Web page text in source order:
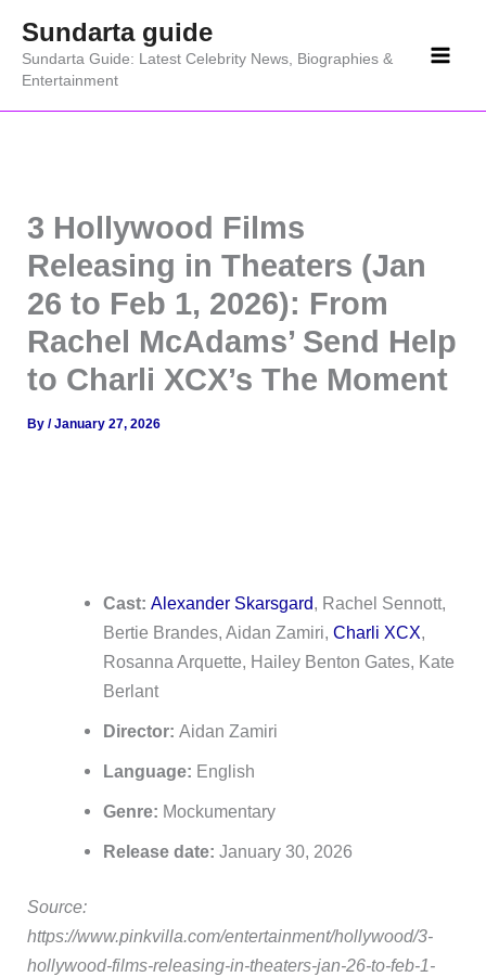
content
Sundarta guide
Sundarta Guide: Latest Celebrity News, Biographies &
Entertainment
3 Hollywood Films
Releasing in Theaters (Jan
26 to Feb 1, 2026): From
Rachel McAdams’ Send Help
to Charli XCX’s The Moment
By/January 27, 2026
Cast: Alexander Skarsgard, Rachel Sennott,
Bertie Brandes, Aidan Zamiri, Charli XCX,
Rosanna Arquette, Hailey Benton Gates, Kate
Berlant
Director: Aidan Zamiri
Language: English
Genre: Mockumentary
Release date: January 30, 2026
Source:
https://www.pinkvilla.com/entertainment/hollywood/3-
hollywood-films-releasing-in-theaters-jan-26-to-feb-1-